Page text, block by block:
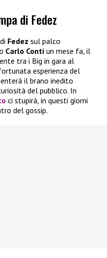
di Fedez
Fedez sul palco
Carlo Conti un mese fa, il
tra i Big in gara al
esperienza del
il brano inedito
del pubblico. In
ci stupirà, in questi giorni
del gossip.